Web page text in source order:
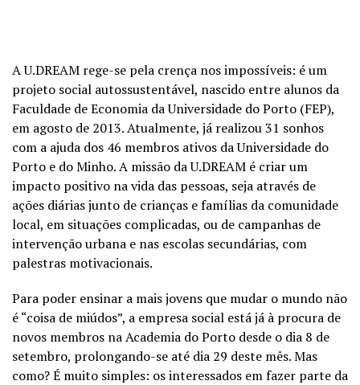
A U.DREAM rege-se pela crença nos impossíveis: é um
projeto social autossustentável, nascido entre alunos da
Faculdade de Economia da Universidade do Porto (FEP),
em agosto de 2013. Atualmente, já realizou 31 sonhos
com a ajuda dos 46 membros ativos da Universidade do
Porto e do Minho. A missão da U.DREAM é criar um
impacto positivo na vida das pessoas, seja através de
ações diárias junto de crianças e famílias da comunidade
local, em situações complicadas, ou de campanhas de
intervenção urbana e nas escolas secundárias, com
palestras motivacionais.
Para poder ensinar a mais jovens que mudar o mundo não
é “coisa de miúdos”, a empresa social está já à procura de
novos membros na Academia do Porto desde o dia 8 de
setembro, prolongando-se até dia 29 deste mês. Mas
como? É muito simples: os interessados em fazer parte da